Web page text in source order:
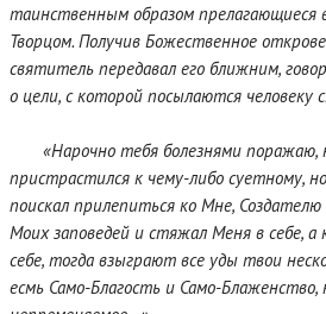
таинственным образом прелагающиеся
Творцом. Получив Божественное
святитель передавал его ближним,
о цели, с которой посылаются человеку
«Нарочно тебя болезнями поражаю,
пристрастился к чему-либо суетному,
поискал прилепиться ко Мне,
Моих заповедей и стяжал Меня в себе,
себе, тогда взыграют все уды твои
есмь Само-Благость и Само-Блаженство,